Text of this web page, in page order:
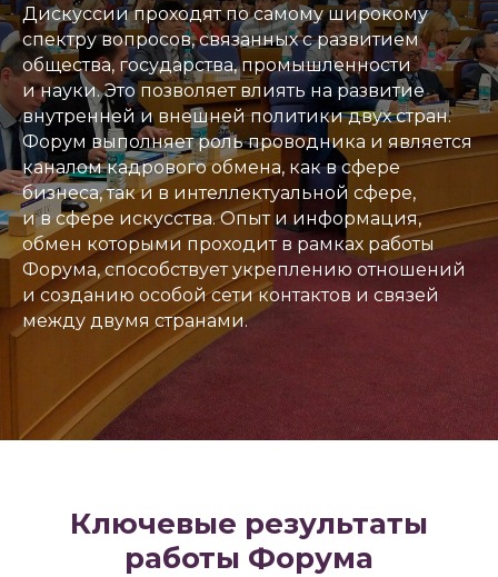
Дискуссии проходят по самому широкому
спектру вопросов, связанных с развитием
общества, государства, промышленности
и науки. Это позволяет влиять на развитие
внутренней и внешней политики двух стран.
Форум выполняет роль проводника и является
каналом кадрового обмена, как в сфере
бизнеса, так и в интеллектуальной сфере,
и в сфере искусства. Опыт и информация,
обмен которыми проходит в рамках работы
Форума, способствует укреплению отношений
и созданию особой сети контактов и связей
между двумя странами.
Ключевые результаты
работы Форума